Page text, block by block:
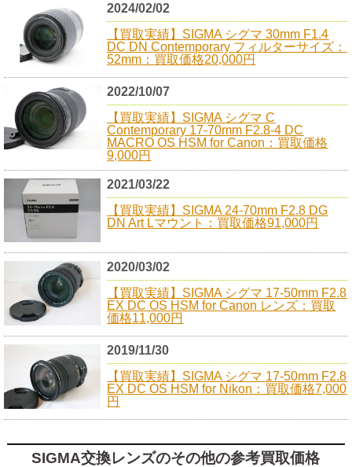
2024/02/02
【買取実績】SIGMA シグマ 30mm F1.4
DC DN Contemporary フィルターサイズ：
52mm：買取価格20,000円
2022/10/07
【買取実績】SIGMA シグマ C
Contemporary 17-70mm F2.8-4 DC
MACRO OS HSM for Canon：買取価格
9,000円
2021/03/22
【買取実績】SIGMA 24-70mm F2.8 DG
DN Art Lマウント：買取価格91,000円
2020/03/02
【買取実績】SIGMA シグマ 17-50mm F2.8
EX DC OS HSM for Canon レンズ：買取
価格11,000円
2019/11/30
【買取実績】SIGMA シグマ 17-50mm F2.8
EX DC OS HSM for Nikon：買取価格7,000
円
SIGMA交換レンズのその他の参考買取価格